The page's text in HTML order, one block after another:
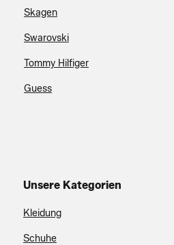
Skagen
Swarovski
Tommy Hilfiger
Guess
Unsere Kategorien
Kleidung
Schuhe